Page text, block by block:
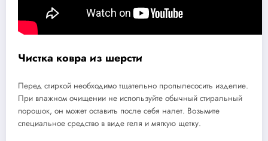
Чистка ковра из шерсти
Перед стиркой необходимо тщательно пропылесосить изделие.
При влажном очищении не используйте обычный стиральный
порошок, он может оставить после себя налет. Возьмите
специальное средство в виде геля и мягкую щетку.